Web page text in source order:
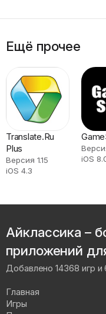
Ещё прочее
Translate.Ru
Plus
Версия 1.15
iOS 4.3
iOS
Айклассика –
приложений
Добавлено 14368 игр
Главная
Игры